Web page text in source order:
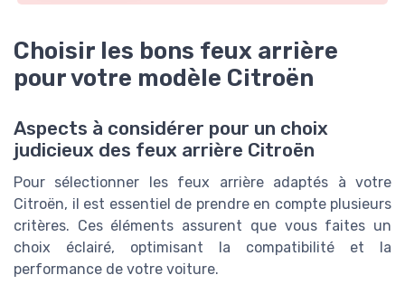
Choisir les bons feux arrière
pour votre modèle Citroën
Aspects à considérer pour un choix
judicieux des feux arrière Citroën
Pour sélectionner les feux arrière adaptés à votre
Citroën, il est essentiel de prendre en compte plusieurs
critères. Ces éléments assurent que vous faites un
choix éclairé, optimisant la compatibilité et la
performance de votre voiture.